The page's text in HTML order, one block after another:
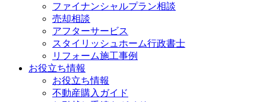
ファイナンシャルプラン相談
売却相談
アフターサービス
スタイリッシュホーム行政書士
リフォーム施工事例
お役立ち情報
お役立ち情報
不動産購入ガイド